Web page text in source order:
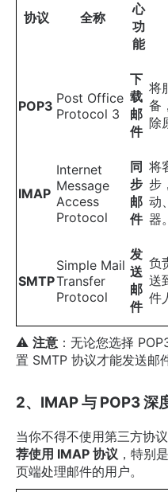
协议 全称
心
功
能
POP3 Post Office
Protocol 3
下
载
邮
件
将
备
除
IMAP
Internet
Message
Access
Protocol
同
步
邮
件
将
步
动
器。
SMTP
Simple Mail
Transfer
Protocol
发
送
邮
件
负
送
件
⚠️ 注意 ：无论您选择
置 SMTP 协议才能发送邮
2、IMAP 与 POP3 深
当你不得不使用第三方协
荐使用 IMAP 协议 ，特别
页端处理邮件的用户。